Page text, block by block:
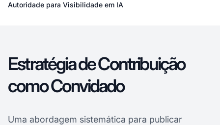
Autoridade para Visibilidade em IA
Estratégia de Contribuição
como Convidado
Uma abordagem sistemática para publicar